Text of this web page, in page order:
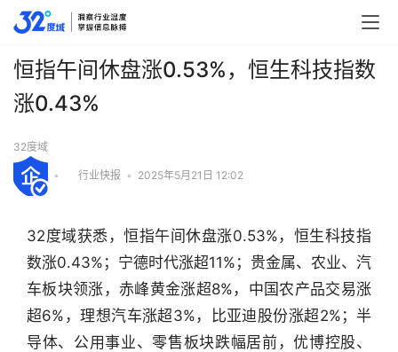
恒指午间休盘涨0.53%，恒生科技指数
涨0.43%
32度域
• 行业快报 • 2025年5月21日 12:02
32度域获悉，恒指午间休盘涨0.53%，恒生科技指
数涨0.43%；宁德时代涨超11%；贵金属、农业、汽
车板块领涨，赤峰黄金涨超8%，中国农产品交易涨
超6%，理想汽车涨超3%，比亚迪股份涨超2%；半
导体、公用事业、零售板块跌幅居前，优博控股、